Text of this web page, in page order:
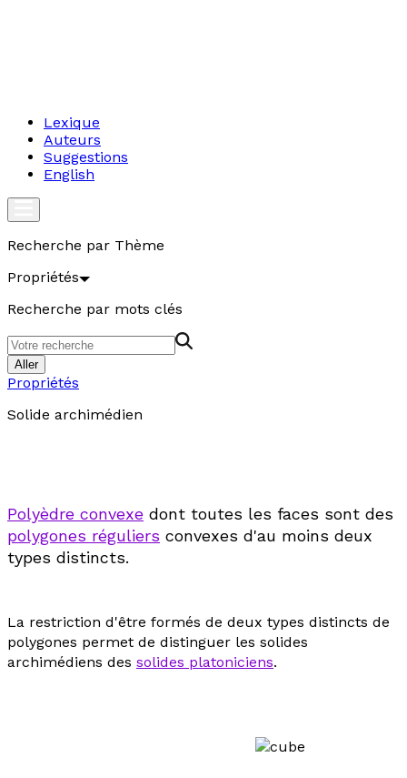
Lexique
Auteurs
Suggestions
English
Recherche par Thème
Propriétés
Recherche par mots clés
Aller
Propriétés
Solide archimédien
Polyèdre convexe dont toutes les faces sont des
polygones réguliers convexes d'au moins deux
types distincts.
La restriction d'être formés de deux types distincts de
polygones permet de distinguer les solides
archimédiens des solides platoniciens.